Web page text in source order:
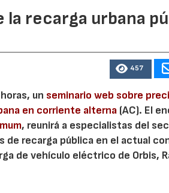
recarga urbana
457
un seminario web sobre
en corriente alterna (AC). El
, reunirá a especialistas del
recarga pública en el actual
de vehículo eléctrico de Orbis,